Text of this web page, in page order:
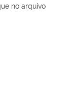
no arquivo